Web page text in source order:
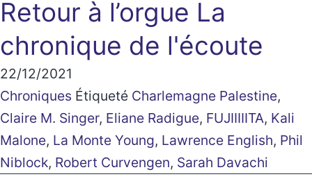
Retour à l’orgue La
chronique de l'écoute
22/12/2021
Chroniques Étiqueté Charlemagne Palestine,
Claire M. Singer, Eliane Radigue, FUJIIIIITA, Kali
Malone, La Monte Young, Lawrence English, Phil
Niblock, Robert Curvengen, Sarah Davachi